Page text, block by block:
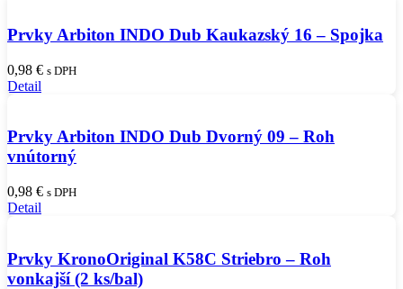
Prvky Arbiton INDO Dub Kaukazský 16 – Spojka
0,98 € s DPH
Detail
Prvky Arbiton INDO Dub Dvorný 09 – Roh
vnútorný
0,98 € s DPH
Detail
Prvky KronoOriginal K58C Striebro – Roh
vonkajší (2 ks/bal)